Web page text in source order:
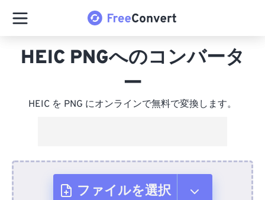
HEIC PNGへのコンバータ
ー
HEIC を PNG にオンラインで無料で変換します。
ファイルを選択